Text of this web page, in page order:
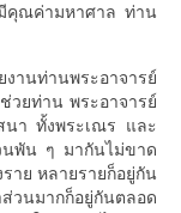
คุณค่ามหาศาล ท่าน
านท่านพระอาจารย์
วยท่าน พระอาจารย์
า ทั้งพระเณร และ
พัน ๆ มากันไม่ขาด
าย หลายรายก็อยู่กัน
นมากก็อยู่กันตลอด